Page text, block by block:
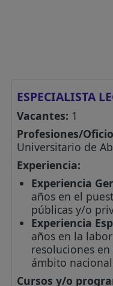
ESPECIALISTA
Vacantes: 1
Profesiones/
Universitario de
Experiencia:
Experiencia
años en el
públicas y/o
Experiencia
años en la
resoluciones
ámbito
Cursos y/o